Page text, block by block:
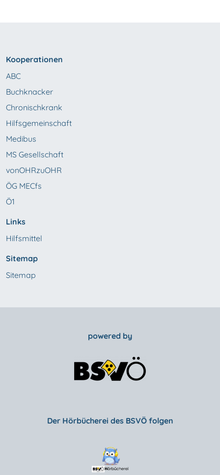
Kooperationen
ABC
Buchknacker
Chronischkrank
Hilfsgemeinschaft
Medibus
MS Gesellschaft
vonOHRzuOHR
ÖG MECfs
Ö1
Links
Hilfsmittel
Sitemap
Sitemap
powered by
Der Hörbücherei des BSVÖ folgen